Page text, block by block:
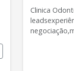
Clinica